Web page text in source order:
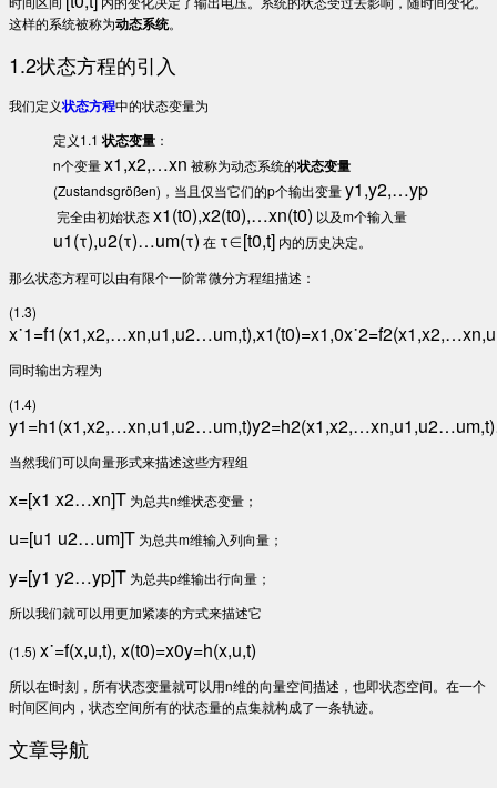
这样的系统被称为动态系统。
1.2状态方程的引入
我们定义状态方程中的状态变量为
定义1.1状态变量 ：
n个变量x1,x2,…xn 被称为动态系统的状态变量
(Zustandsgrößen)，当且仅当它们的p个输出变量y1,y2,…yp
完全由初始状态x1(t0),x2(t0),…xn(t0) 以及m个输入量
u1(τ),u2(τ)…um(τ) 在 τ∈[t0,t] 内的历史决定。
那么状态方程可以由有限个一阶常微分方程组描述：
(1.3)
同时输出方程为
(1.4)
当然我们可以向量形式来描述这些方程组
x=[x1 x2…xn]T 为总共n维状态变量；
u=[u1 u2…um]T 为总共m维输入列向量；
y=[y1 y2…yp]T 为总共p维输出行向量；
所以我们就可以用更加紧凑的方式来描述它
(1.5) x˙=f(x,u,t), x(t0)=x0y=h(x,u,t)
所以在t时刻，所有状态变量就可以用n维的向量空间描述，也即状态空间。在一个
时间区间内，状态空间所有的状态量的点集就构成了一条轨迹。
文章导航